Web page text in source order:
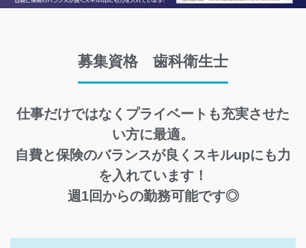
募集資格 歯科衛生士
仕事だけではなくプライベートも充実させた
い方に最適。
自費と保険のバランスが良くスキルupにも力
を入れています！
週1回からの勤務可能です◎